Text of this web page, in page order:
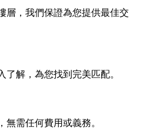
層，我們保證為您提供最佳交
解，為您找到完美匹配。
需任何費用或義務。